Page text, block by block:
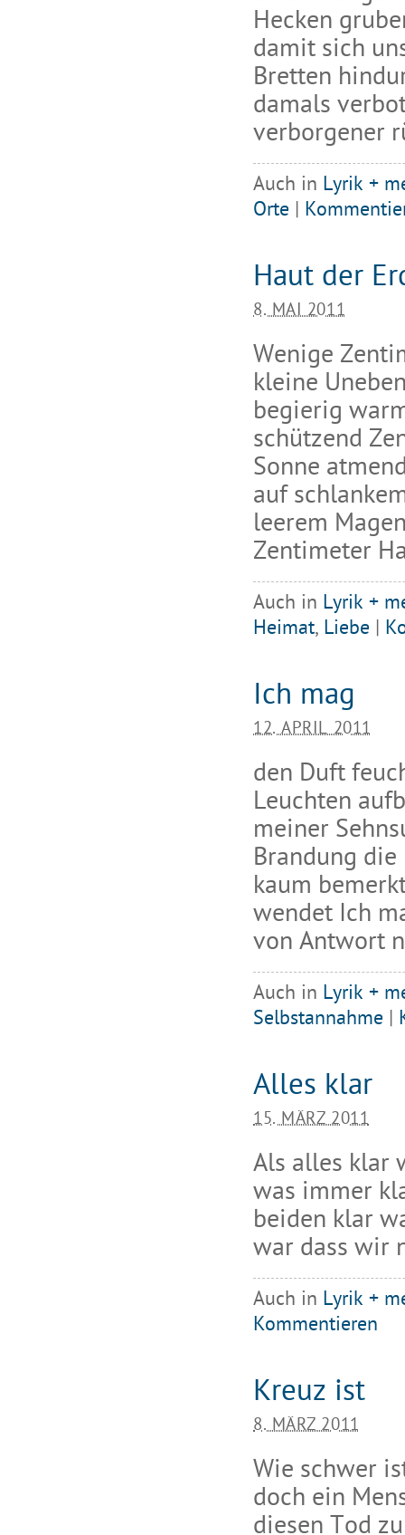
Hecken
damit sich
Bretten
damals
verborgener
Auch in Lyrik +
Orte |
Haut der
8. MAI 2011
Wenige
kleine
begierig
schützend
Sonne
auf
leerem
Zentimeter
Auch in Lyrik +
Heimat, Liebe |
Ich mag
12. APRIL 2011
den Duft
Leuchten
meiner
Brandung
kaum
wendet Ich
von Antwort
Auch in Lyrik +
Selbstannahme |
Alles klar
15. MÄRZ 2011
Als alles klar
was immer
beiden klar
war dass wir
Auch in Lyrik +
Kommentieren
Kreuz ist
8. MÄRZ 2011
Wie schwer
doch ein
diesen Tod